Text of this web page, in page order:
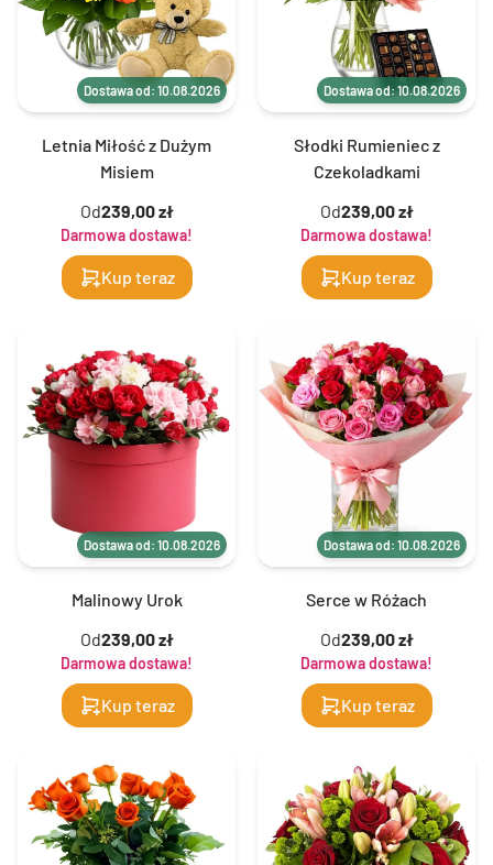
Dostawa od: 10.08.2026
Letnia Miłość z Dużym
Misiem
Od239,00 zł
Darmowa dostawa!
Kup teraz
Dostawa od: 10.08.2026
Słodki Rumieniec z
Czekoladkami
Od239,00 zł
Darmowa dostawa!
Kup teraz
Dostawa od: 10.08.2026
Malinowy Urok
Od239,00 zł
Darmowa dostawa!
Kup teraz
Dostawa od: 10.08.2026
Serce w Różach
Od239,00 zł
Darmowa dostawa!
Kup teraz